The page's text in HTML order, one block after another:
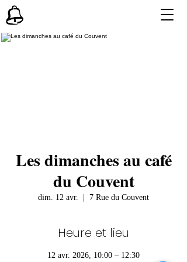
Les dimanches au café
du Couvent
dim. 12 avr. 7 Rue du Couvent
Heure et lieu
12 avr. 2026, 10:00 – 12:30